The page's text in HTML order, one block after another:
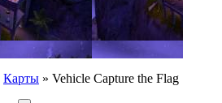
Карты » Vehicle Capture the Flag